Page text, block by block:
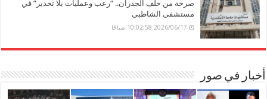
صرخة من خلف الجدران.. “رعب وعمليات بلا تخدير” في
مستشفى الشاطبي
2026/06/17 10:02:58 صباحًا
أخبار في صور